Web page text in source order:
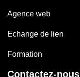
Agence web
Echange de lien
Formation
Contactez-nous